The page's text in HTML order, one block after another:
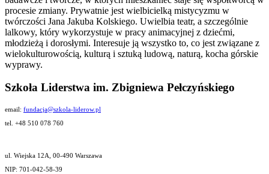
procesie zmiany. Prywatnie jest wielbicielką mistycyzmu w
twórczości Jana Jakuba Kolskiego. Uwielbia teatr, a szczególnie
lalkowy, który wykorzystuje w pracy animacyjnej z dziećmi,
młodzieżą i dorosłymi. Interesuje ją wszystko to, co jest związane z
wielokulturowością, kulturą i sztuką ludową, naturą, kocha górskie
wyprawy.
Szkoła Liderstwa im. Zbigniewa Pełczyńskiego
email: fundacja@szkola-liderow.pl
tel. +48 510 078 760
ul. Wiejska 12A, 00-490 Warszawa
NIP: 701-042-58-39